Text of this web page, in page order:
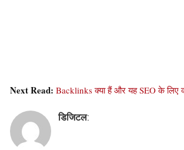
Next Read: Backlinks क्या हैं और यह SEO के लिए
डिजिटल: